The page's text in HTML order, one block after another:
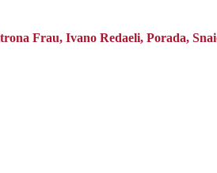
Frau, Ivano Redaeli, Porada,